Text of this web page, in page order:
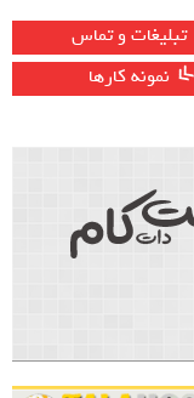
تبلیغات و تماس
نمونه کارها